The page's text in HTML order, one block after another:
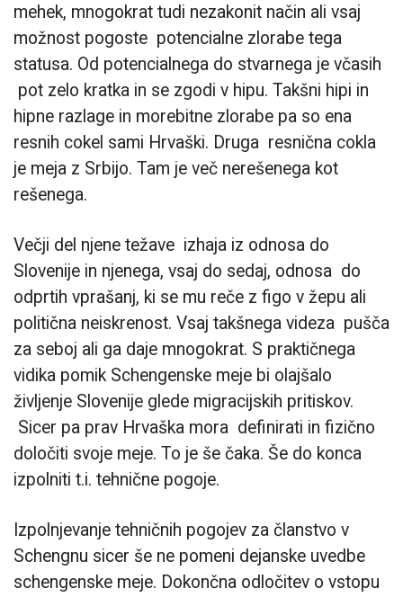
mehek, mnogokrat tudi nezakonit način ali vsaj
možnost pogoste potencialne zlorabe tega
statusa. Od potencialnega do stvarnega je včasih
pot zelo kratka in se zgodi v hipu. Takšni hipi in
hipne razlage in morebitne zlorabe pa so ena
resnih cokel sami Hrvaški. Druga resnična cokla
je meja z Srbijo. Tam je več nerešenega kot
rešenega.
Večji del njene težave izhaja iz odnosa do
Slovenije in njenega, vsaj do sedaj, odnosa do
odprtih vprašanj, ki se mu reče z figo v žepu ali
politična neiskrenost. Vsaj takšnega videza pušča
za seboj ali ga daje mnogokrat. S praktičnega
vidika pomik Schengenske meje bi olajšalo
življenje Slovenije glede migracijskih pritiskov.
Sicer pa prav Hrvaška mora definirati in fizično
določiti svoje meje. To je še čaka. Še do konca
izpolniti t.i. tehnične pogoje.
Izpolnjevanje tehničnih pogojev za članstvo v
Schengnu sicer še ne pomeni dejanske uvedbe
schengenske meje. Dokončna odločitev o vstopu